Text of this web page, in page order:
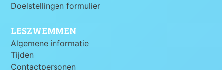
Doelstellingen formulier
LESZWEMMEN
Algemene informatie
Tijden
Contactpersonen